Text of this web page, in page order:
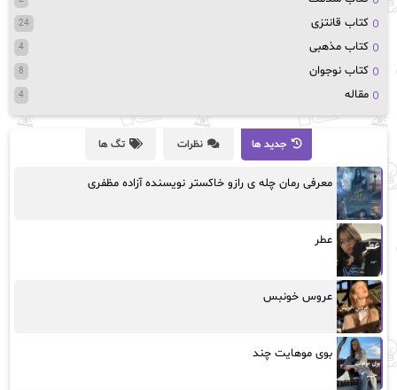
کتاب قانتزی 24
کتاب مذهبی 4
کتاب نوجوان 8
مقاله 4
جدید ها نظرات تگ ها
معرفی رمان چله ی رازو خاکستر نویسنده آزاده مظفری
عطر
عروس خونبس
بوی موهایت چند